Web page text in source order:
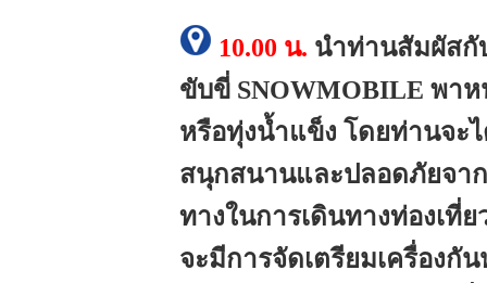
10.00 น. นำท่านสัมผัสกั
ขับขี่ SNOWMOBILE พา
หรือทุ่งน้ำแข็ง โดยท่านจะ
สนุกสนานและปลอดภัยจา
ทางในการเดินทางท่องเที่
จะมีการจัดเตรียมเครื่องกั